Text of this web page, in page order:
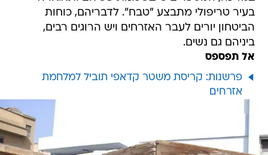
בעיר טריפולי מתבצע "טבח". לדבריהם, כוחות
הביטחון יורים לעבר האזרחים ויש הרוגים רבים,
ביניהם גם נשים.
אל תפספס
פרשנות: קריסת משטר קדאפי תוביל למלחמת
אזרחים